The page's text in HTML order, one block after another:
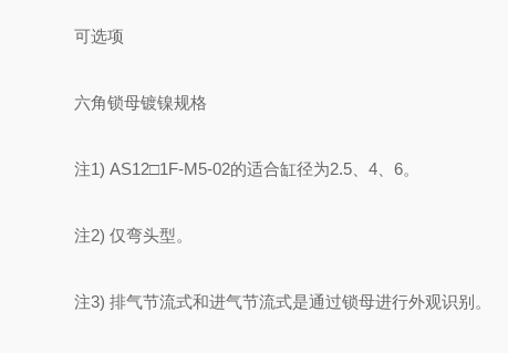
可选项
六角锁母镀镍规格
注1) AS12□1F-M5-02的适合缸径为2.5、4、6。
注2) 仅弯头型。
注3) 排气节流式和进气节流式是通过锁母进行外观识别。